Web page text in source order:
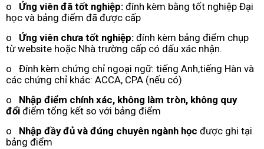
o Ứng viên đã tốt nghiệp: đính kèm bằng tốt nghiệp Đại
học và bảng điểm đã được cấp
o Ứng viên chưa tốt nghiệp: đính kèm bảng điểm chụp
từ website hoặc Nhà trường cấp có dấu xác nhận.
o Đính kèm chứng chỉ ngoại ngữ: tiếng Anh,tiếng Hàn và
các chứng chỉ khác: ACCA, CPA (nếu có)
o Nhập điểm chính xác, không làm tròn, không quy
đổi điểm tổng kết so với bảng điểm
o Nhập đầy đủ và đúng chuyên ngành học được ghi tại
bảng điểm